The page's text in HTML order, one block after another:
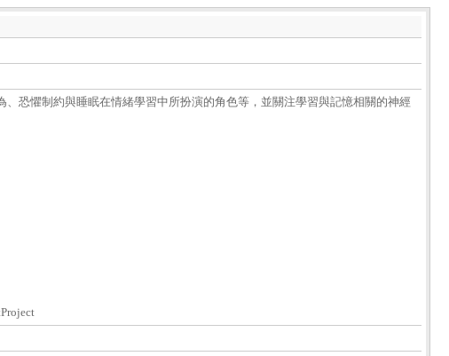
恐懼制約與睡眠在情緒學習中所扮演的角色等，並關注學習與記憶相關的神經